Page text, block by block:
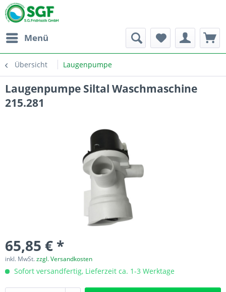
Menü
Übersicht Laugenpumpe
Laugenpumpe Siltal Waschmaschine
215.281
65,85 € *
inkl. MwSt.zzgl. Versandkosten
Sofort versandfertig, Lieferzeit ca. 1-3 Werktage